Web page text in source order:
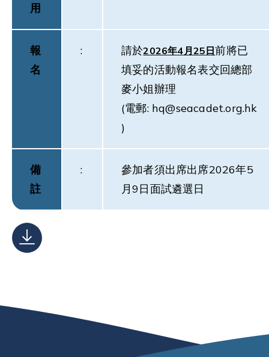
用
報
名
: 請於2026年4月 25 日前將已
填妥的活動報名表交回總部
麥小姐辦理
(電郵: hq@seacadet.org.hk
)
備
註
:
參加者須出席出席2026年5
月9日面試遴選日